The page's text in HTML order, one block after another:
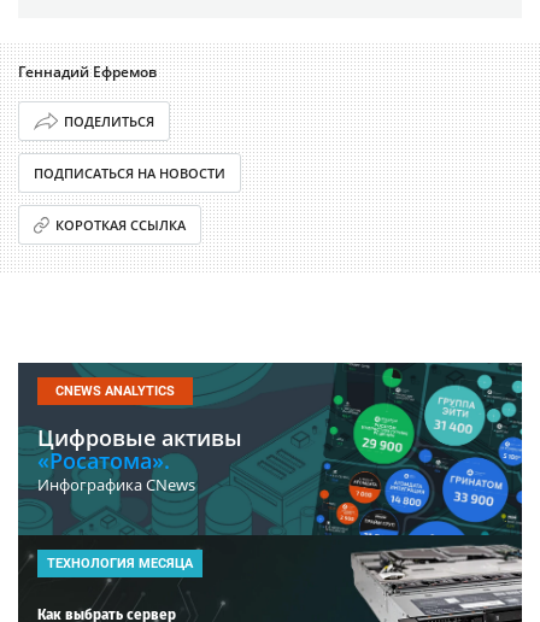
Геннадий Ефремов
ПОДЕЛИТЬСЯ
ПОДПИСАТЬСЯ НА НОВОСТИ
КОРОТКАЯ ССЫЛКА
CNEWS ANALYTICS
Цифровые активы
«Росатома».
Инфографика CNews
ТЕХНОЛОГИЯ МЕСЯЦА
Как выбрать сервер